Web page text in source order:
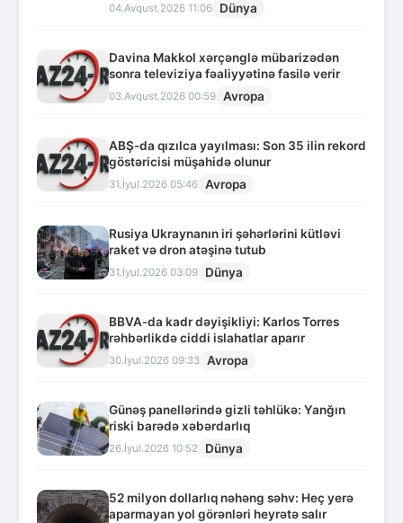
04.Avqust.2026 11:06 Dünya
Davina Makkol xərçənglə mübarizədən
sonra televiziya fəaliyyətinə fasilə verir
03.Avqust.2026 00:59 Avropa
ABŞ-da qızılca yayılması: Son 35 ilin rekord
göstəricisi müşahidə olunur
31.İyul.2026 05:46 Avropa
Rusiya Ukraynanın iri şəhərlərini kütləvi
raket və dron atəşinə tutub
31.İyul.2026 03:09 Dünya
BBVA-da kadr dəyişikliyi: Karlos Torres
rəhbərlikdə ciddi islahatlar aparır
30.İyul.2026 09:33 Avropa
Günəş panellərində gizli təhlükə: Yanğın
riski barədə xəbərdarlıq
26.İyul.2026 10:52 Dünya
52 milyon dollarlıq nəhəng səhv: Heç yerə
aparmayan yol görənləri heyrətə salır